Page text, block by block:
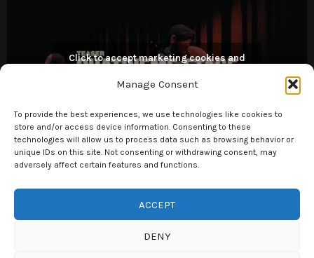
Manage Consent
To provide the best experiences, we use technologies like cookies to
store and/or access device information. Consenting to these
technologies will allow us to process data such as browsing behavior or
unique IDs on this site. Not consenting or withdrawing consent, may
adversely affect certain features and functions.
ACCEPT
DENY
Click to accept marketing cookies and